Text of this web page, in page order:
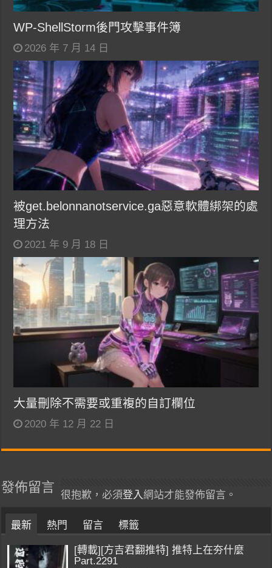
WP-ShellStorm後門攻擊事件簿
2026 年 7 月 14 日
被get.belonnanotservice.ga惡意軟體綁架的處
理方法
2021 年 9 月 18 日
大量刪除不需要或重複的自訂欄位
2020 年 12 月 22 日
發佈留言
很抱歉，必須登入網站才能發佈留言。
最新 熱門 留言 標籤
[轉載][方吉君翻推特] 推特上在夯什麼
Part.2291